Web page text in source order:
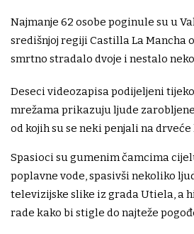
Najmanje 62 osobe poginule su u
središnjoj regiji Castilla La Mancha
smrtno stradalo dvoje i nestalo
Deseci videozapisa podijeljeni
mrežama prikazuju ljude
od kojih su se neki penjali na drveće
Spasioci su gumenim čamcima
poplavne vode, spasivši nekoliko
televizijske slike iz grada Utiela, a
rade kako bi stigle do najteže